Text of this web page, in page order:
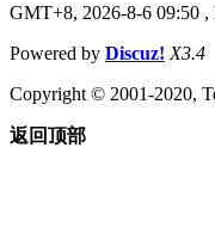
GMT+8, 2026-8-6 09:50 ,
Powered by Discuz! X3.4
Copyright © 2001-2020,
返回顶部